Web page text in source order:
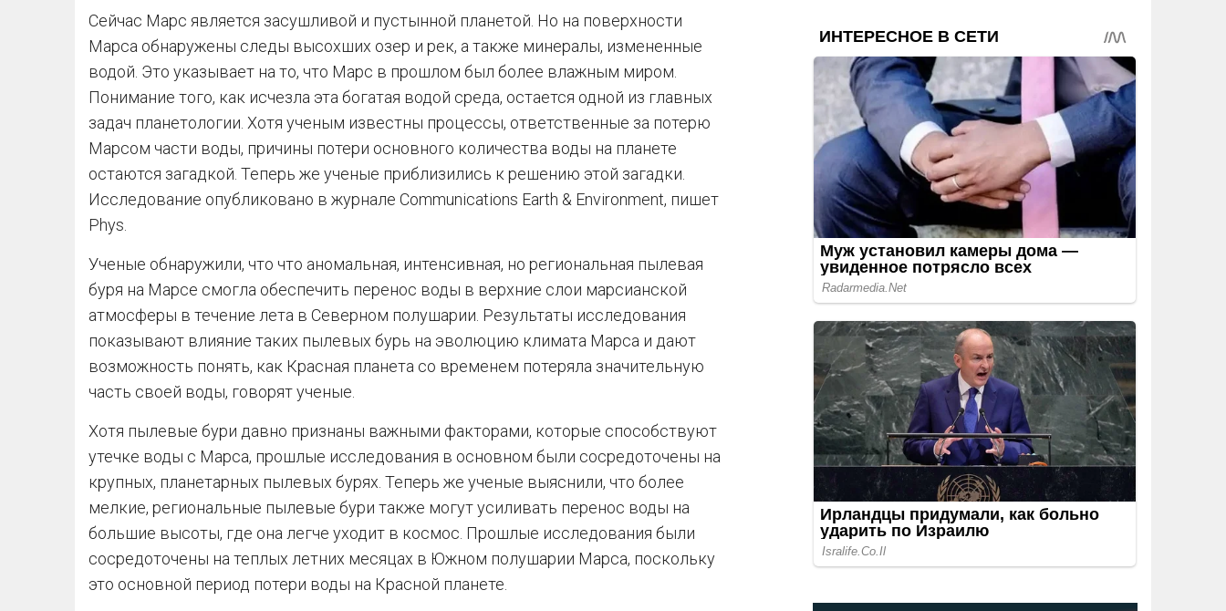
Сейчас Марс является засушливой и пустынной планетой. Но на поверхности
Марса обнаружены следы высохших озер и рек, а также минералы, измененные
водой. Это указывает на то, что Марс в прошлом был более влажным миром.
Понимание того, как исчезла эта богатая водой среда, остается одной из главных
задач планетологии. Хотя ученым известны процессы, ответственные за потерю
Марсом части воды, причины потери основного количества воды на планете
остаются загадкой. Теперь же ученые приблизились к решению этой загадки.
Исследование опубликовано в журнале Communications Earth & Environment, пишет
Phys.
Ученые обнаружили, что что аномальная, интенсивная, но региональная пылевая
буря на Марсе смогла обеспечить перенос воды в верхние слои марсианской
атмосферы в течение лета в Северном полушарии. Результаты исследования
показывают влияние таких пылевых бурь на эволюцию климата Марса и дают
возможность понять, как Красная планета со временем потеряла значительную
часть своей воды, говорят ученые.
Хотя пылевые бури давно признаны важными факторами, которые способствуют
утечке воды с Марса, прошлые исследования в основном были сосредоточены на
крупных, планетарных пылевых бурях. Теперь же ученые выяснили, что более
мелкие, региональные пылевые бури также могут усиливать перенос воды на
большие высоты, где она легче уходит в космос. Прошлые исследования были
сосредоточены на теплых летних месяцах в Южном полушарии Марса, поскольку
это основной период потери воды на Красной планете.